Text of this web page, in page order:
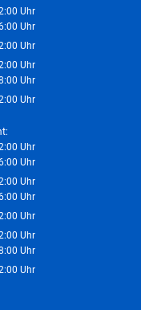
14:00 bis 16:00 Uhr
Uhr
08:00 bis 12:00 Uhr
Uhr
14:00 bis 16:00 Uhr
Uhr
08:00 bis 12:00 Uhr
Uhr
08:00 bis 12:00 Uhr
Uhr
14:00 bis 18:00 Uhr
Uhr
Uhr
08:00 bis 12:00 Uhr
Uhr
14:00 bis 16:00 Uhr
Uhr
08:00 bis 12:00 Uhr
Uhr
14:00 bis 16:00 Uhr
Uhr
08:00 bis 12:00 Uhr
Uhr
08:00 bis 12:00 Uhr
Uhr
14:00 bis 18:00 Uhr
Uhr